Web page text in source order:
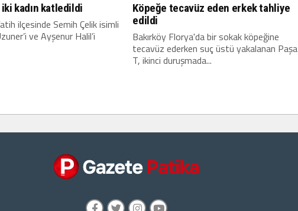
kadın katledildi
ilçesinde Semih Çelik isimli
ve Ayşenur Halil’i
Köpeğe tecavüz eden erkek tahliye
edildi
Bakırköy Florya'da bir sokak köpeğine
tecavüz ederken suç üstü yakalanan Paşa
T, ikinci duruşmada...